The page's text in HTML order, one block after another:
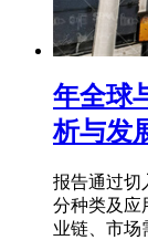
年全球
析与发
报告通过切
分种类及应
业链、市场